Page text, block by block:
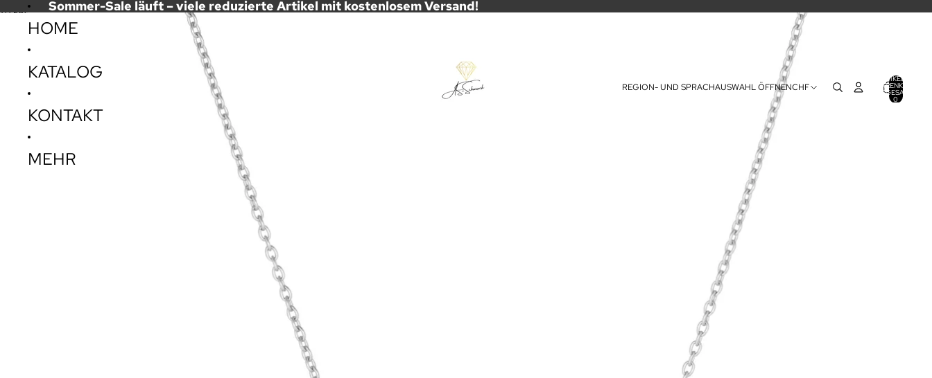
HOME
KATALOG
KONTAKT
MEHR
REGION- UND SPRACHAUSWAHL ÖFFNENCHF
ARTIKEL IM
WARENKORB
INSGESAMT:
0
Sommer-Sale läuft – viele reduzierte Artikel mit kostenlosem Versand!
ZU PRODUKTINFORMATIONEN SPRINGEN